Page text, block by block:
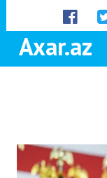
Axar.az